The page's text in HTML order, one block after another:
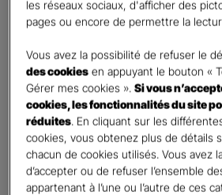
Oui
Non
Civilité
Madame
Monsieur
Contact*
First Last
les réseaux sociaux, d'afficher des
pages ou encore de permettre la
Vous avez la possibilité de refuser le
des cookies en appuyant le bouton «
Gérer mes cookies ».Si vous
cookies, les fonctionnalités du site
réduites. En cliquant sur les
cookies, vous obtenez plus de détails
chacun de cookies utilisés. Vous avez
d’accepter ou de refuser l’ensemble
appartenant à l’une ou l’autre de ces